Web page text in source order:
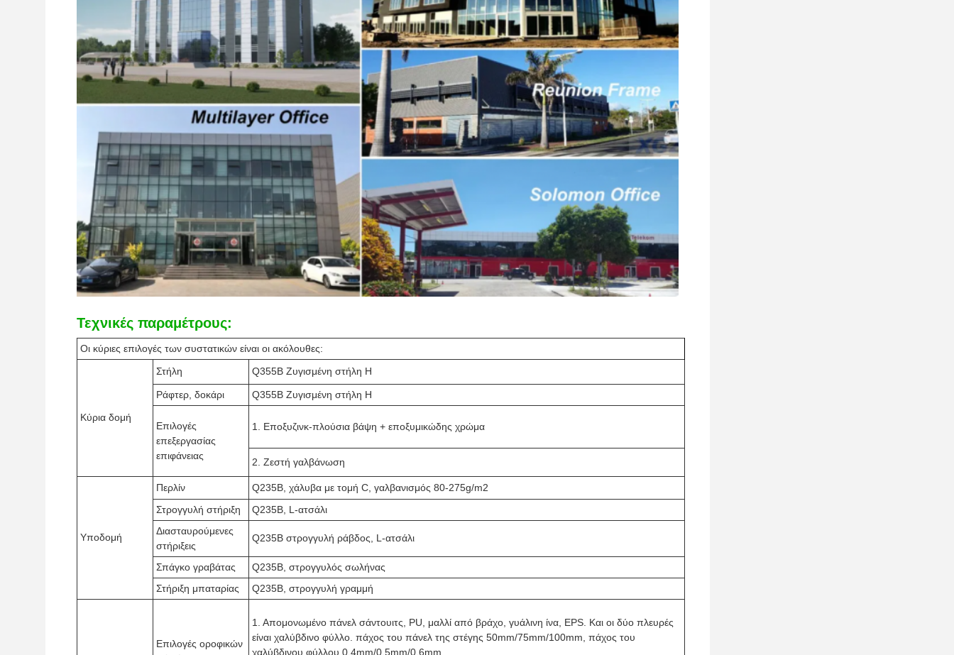
Τεχνικές παραμέτρους:
Οι κύριες επιλογές των συστατικών είναι οι ακόλουθες:
Κύρια δομή
Στήλη Q355B Ζυγισμένη στήλη H
Ράφτερ, δοκάρι Q355B Ζυγισμένη στήλη H
Επιλογές
επεξεργασίας
επιφάνειας
1. Εποξυζινκ-πλούσια βάψη + εποξυμικώδης χρώμα
2. Ζεστή γαλβάνωση
Υποδομή
Περλίν
Q235B, χάλυβα με τομή C, γαλβανισμός 80-275g/m2
Στρογγυλή στήριξη
Q235B, L-ατσάλι
Διασταυρούμενες
στήριξεις
Q235B στρογγυλή ράβδος, L-ατσάλι
Σπάγκο γραβάτας
Q235B, στρογγυλός σωλήνας
Στήριξη μπαταρίας
Q235B, στρογγυλή γραμμή
Επιλογές οροφικών
1. Απομονωμένο πάνελ σάντουιτς, PU, μαλλί από βράχο, γυάλινη ίνα, EPS. Και οι δύο πλευρές
είναι χαλύβδινο φύλλο. πάχος του πάνελ της στέγης 50mm/75mm/100mm, πάχος του
χαλύβδινου φύλλου 0,4mm/0,5mm/0,6mm